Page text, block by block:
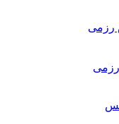
رزمی